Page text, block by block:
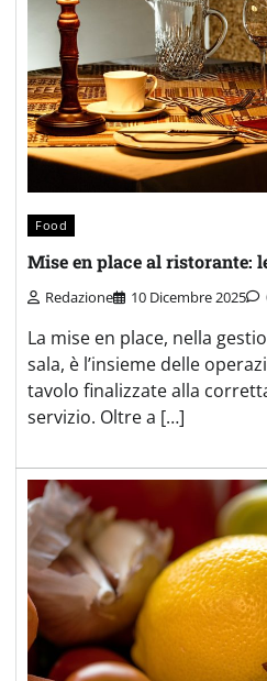
Food
Mise en place al ristorante:
Redazione 10 Dicembre 2025
La mise en place, nella
sala, è l’insieme delle
tavolo finalizzate alla
servizio. Oltre a […]